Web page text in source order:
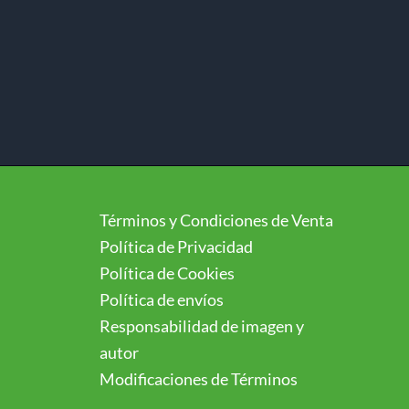
Términos y Condiciones de Venta
Política de Privacidad
Política de Cookies
Política de envíos
Responsabilidad de imagen y
autor
Modificaciones de Términos